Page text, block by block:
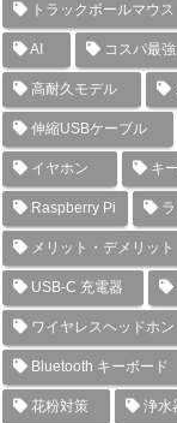
トラックボールマウス
AI コスパ最
高耐久モデル
伸縮USBケーブル
イヤホン キ
Raspberry Pi ラ
メリット・デメリット
USB-C 充電器
ワイヤレスヘッドホン
Bluetooth キーボード
花粉対策 浄水